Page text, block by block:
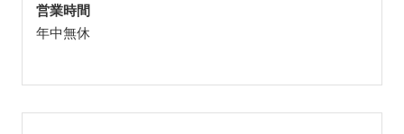
営業時間
年中無休